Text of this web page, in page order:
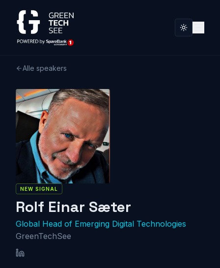
Alle speakers
NEW SIGNAL
Rolf Einar Sæter
Global Head of Emerging Digital Technologies
GreenTechSee